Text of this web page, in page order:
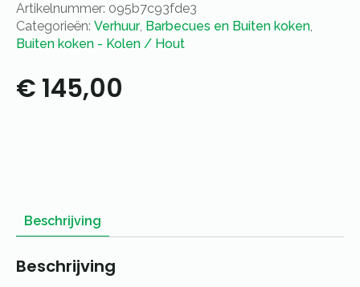
aantal
Artikelnummer: 095b7c93fde3
Categorieën: Verhuur, Barbecues en Buiten koken,
Buiten koken - Kolen / Hout
€ 145,00
Beschrijving
Beschrijving